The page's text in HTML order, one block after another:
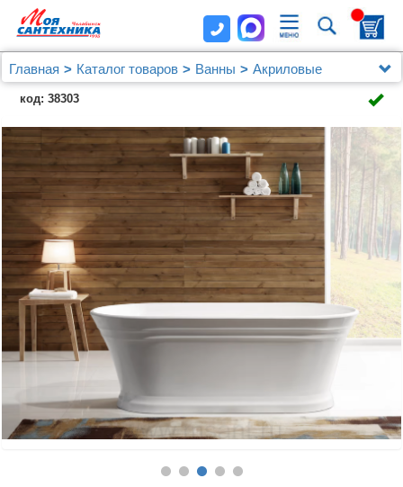
Главная Каталог товаров Ванны
Акриловые
Акриловая ванна BelBagno BB402-1700-790 170x80
код: 38303